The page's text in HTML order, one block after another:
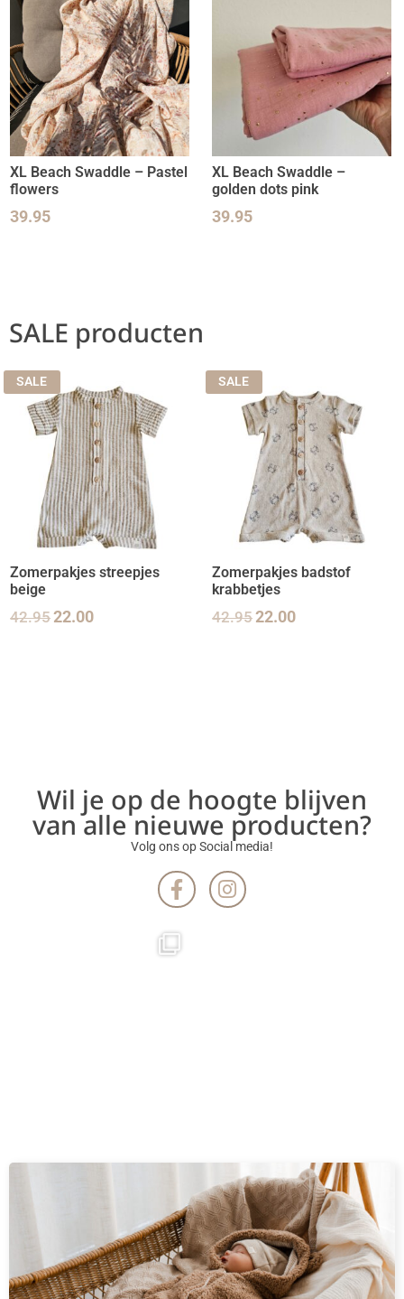
XL Beach Swaddle – Pastel
flowers
39.95
XL Beach Swaddle –
golden dots pink
39.95
SALE producten
SALE
Zomerpakjes streepjes
beige
42.9522.00
SALE
Zomerpakjes badstof
krabbetjes
42.9522.00
Wil je op de hoogte blijven
van alle nieuwe producten?
Volg ons op Social media!